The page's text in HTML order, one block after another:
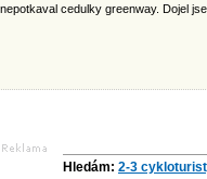
cedulky greenway. Dojel
Hledám: 2-3